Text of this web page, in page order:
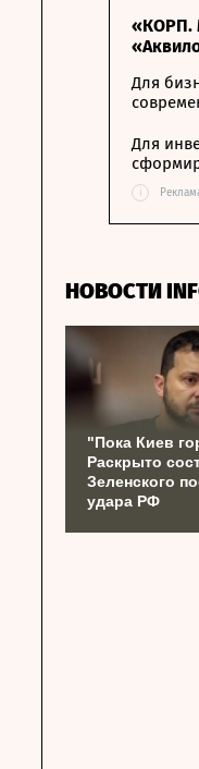
«КОРП.
Для
Для
i
НОВОСТИ
"Пока Киев
Раскрыто
Зеленского
удара РФ